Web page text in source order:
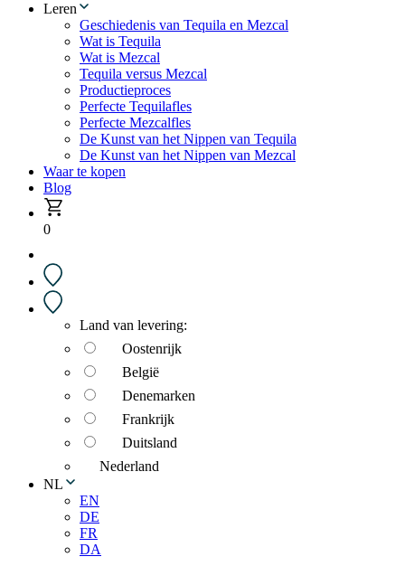
Leren
Geschiedenis van Tequila en Mezcal
Wat is Tequila
Wat is Mezcal
Tequila versus Mezcal
Productieproces
Perfecte Tequilafles
Perfecte Mezcalfles
De Kunst van het Nippen van Tequila
De Kunst van het Nippen van Mezcal
Waar te kopen
Blog
0
Land van levering:
Oostenrijk
België
Denemarken
Frankrijk
Duitsland
Nederland
NL
EN
DE
FR
DA